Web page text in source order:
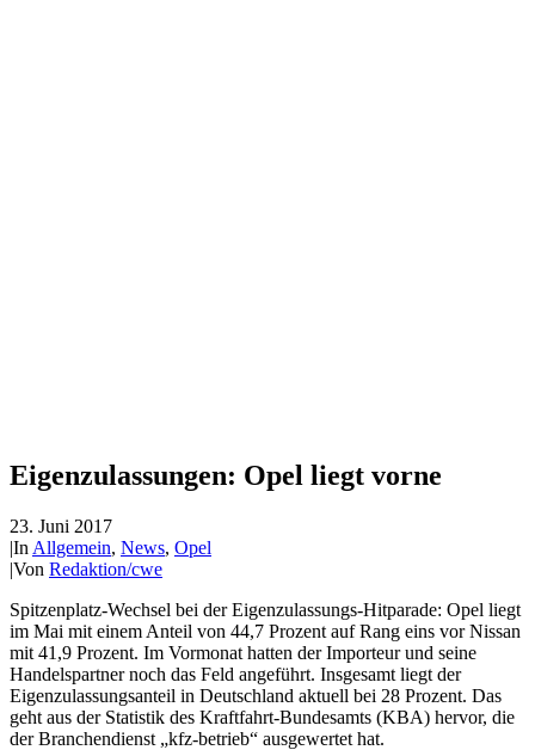
Eigenzulassungen: Opel liegt vorne
23. Juni 2017
|In Allgemein, News, Opel
|Von Redaktion/cwe
Spitzenplatz-Wechsel bei der Eigenzulassungs-Hitparade: Opel liegt
im Mai mit einem Anteil von 44,7 Prozent auf Rang eins vor Nissan
mit 41,9 Prozent. Im Vormonat hatten der Importeur und seine
Handelspartner noch das Feld angeführt. Insgesamt liegt der
Eigenzulassungsanteil in Deutschland aktuell bei 28 Prozent. Das
geht aus der Statistik des Kraftfahrt-Bundesamts (KBA) hervor, die
der Branchendienst „kfz-betrieb“ ausgewertet hat.